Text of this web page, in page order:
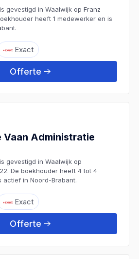
gevestigd in Waalwijk op Franz
heeft 1 medewerker en is
Exact
Offerte
Vaan Administratie
gevestigd in Waalwijk op
De boekhouder heeft 4 tot 4
actief in Noord-Brabant.
Exact
Offerte